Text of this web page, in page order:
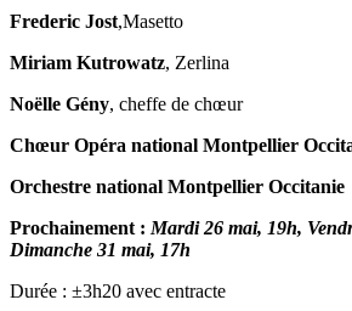
Frederic Jost,Masetto
Miriam Kutrowatz, Zerlina
Noëlle Gény, cheffe de chœur
Chœur Opéra national Montpellier
Orchestre national Montpellier Occitanie
Prochainement : Mardi 26 mai, 19h,
Dimanche 31 mai, 17h
Durée : ±3h20 avec entracte